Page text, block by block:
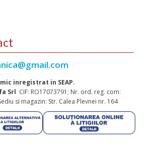
inregistrat in SEAP.
Srl CIF: RO17073791; Nr. ord. reg. com:
si magazin: Str. Calea Plevnei nr. 164